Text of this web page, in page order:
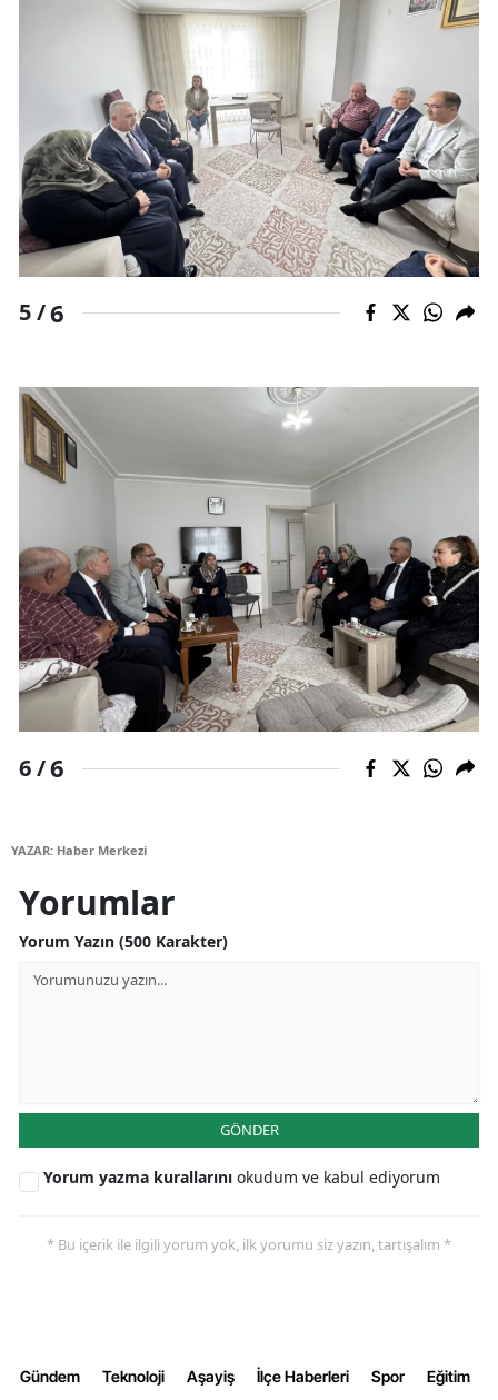
Kilis
Osmaniye
Düzce
5 /6
6 /6
YAZAR: Haber Merkezi
Yorumlar
Yorum Yazın (500 Karakter)
GÖNDER
Yorum yazma kurallarını okudum ve kabul ediyorum
* Bu içerik ile ilgili yorum yok, ilk yorumu siz yazın, tartışalım *
Gündem Teknoloji Aşayiş İlçe Haberleri Spor Eğitim